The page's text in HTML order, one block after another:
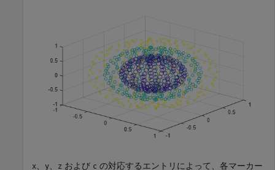
x y z および c の対応するエントリによって、各マーカー